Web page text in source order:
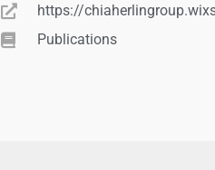
https://
Publications